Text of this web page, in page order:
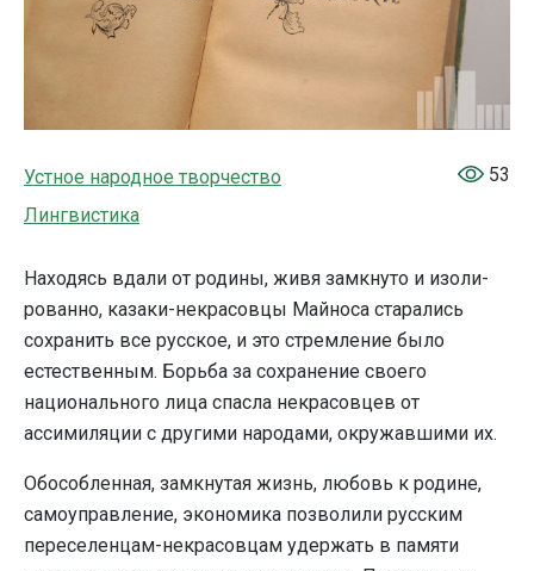
Устное народное творчество
Лингвистика
53
Находясь вдали от родины, живя замкнуто и изоли­
рованно, казаки-некрасовцы Майноса старались
сохранить все русское, и это стремление было
естественным. Борьба за сохранение своего
национального лица спа­сла некрасовцев от
ассимиляции с другими народами, окружавшими их.
Обособленная, замкнутая жизнь, любовь к родине,
самоуправление, экономика позволили русским
переселенцам-некрасовцам удержать в памяти